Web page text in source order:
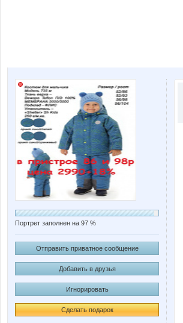
Портрет заполнен на 97 %
Отправить приватное сообщение
Добавить в друзья
Игнорировать
Сделать подарок